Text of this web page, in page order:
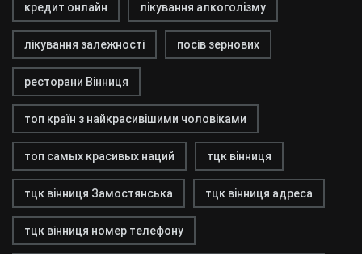
кредит онлайн лікування алкоголізму
лікування залежності посів зернових
ресторани Вінниця
топ країн з найкрасивішими чоловіками
топ самых красивых наций тцк вінниця
тцк вінниця Замостянська тцк вінниця адреса
тцк вінниця номер телефону